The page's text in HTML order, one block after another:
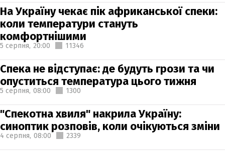
На Україну чекає пік африканської спеки:
коли температури стануть
комфортнішими
5 серпня, 20:00 11346
Спека не відступає: де будуть грози та чи
опуститься температура цього тижня
5 серпня, 08:00 1300
"Спекотна хвиля" накрила Україну:
синоптик розповів, коли очікуються зміни
4 серпня, 08:00 2339